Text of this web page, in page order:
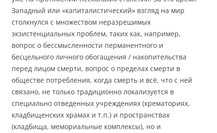
Западный или «капиталистический» взгляд на мир
столкнулся с множеством неразрешимых
экзистенциальных проблем, таких как, например,
вопрос о бессмысленности перманентного и
бесцельного личного обогащения / накопительства
перед лицом смерти, вопрос о пределах смерти в
обществе потребления, когда смерть и всё, что с ней
связано, не только традиционно локализуется в
специально отведенных учреждениях (крематориях,
кладбищенских храмах и т.п.) и пространствах
(кладбища, мемориальные комплексы), но и